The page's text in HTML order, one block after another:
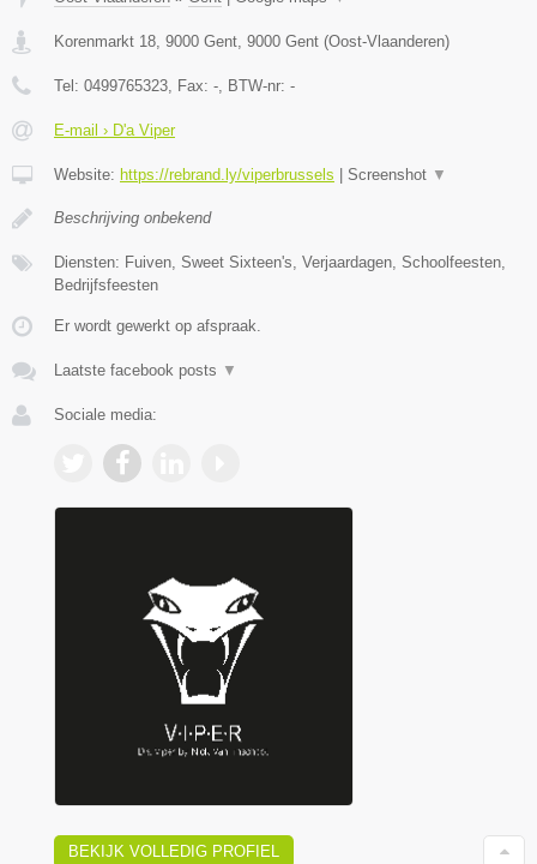
Korenmarkt 18, 9000 Gent, 9000 Gent (Oost-Vlaanderen)
Tel: 0499765323, Fax: -, BTW-nr: -
E-mail › D'a Viper
Website: https://rebrand.ly/viperbrussels Screenshot ▼
Beschrijving onbekend
Diensten: Fuiven, Sweet Sixteen's, Verjaardagen, Schoolfeesten,
Bedrijfsfeesten
Er wordt gewerkt op afspraak.
Laatste facebook posts ▼
Sociale media:
BEKIJK VOLLEDIG PROFIEL